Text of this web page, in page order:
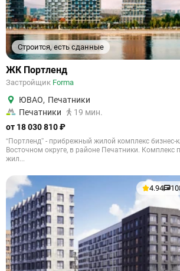
Строится, есть сданные
ЖК Портленд
Застройщик Forma
ЮВАО, Печатники
Печатники
19 мин.
от 18 030 810 ₽
“Портленд” - прибрежный жилой комплекс бизнес-
Восточном округе, в районе Печатники. Комплекс
жил...
4.94